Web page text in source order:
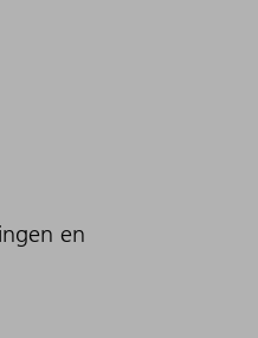
en